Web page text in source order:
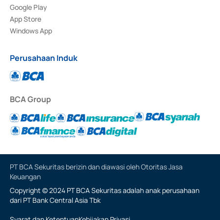
Google Play
App Store
Windows App
Perusahaan Induk
BCA Group
PT BCA Sekuritas berizin dan diawasi oleh Otoritas Jasa
Keuangan
Copyright © 2024 PT BCA Sekuritas adalah anak perusahaan
dari PT Bank Central Asia Tbk